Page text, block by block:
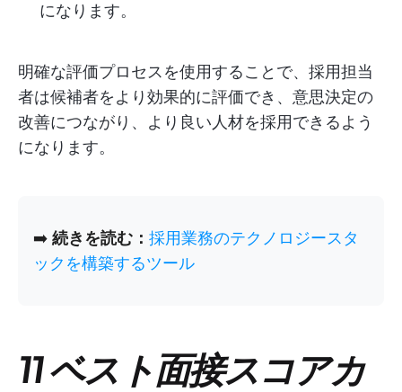
になります。
明確な評価プロセスを使用することで、採用担当
者は候補者をより効果的に評価でき、意思決定の
改善につながり、より良い人材を採用できるよう
になります。
➡️ 続きを読む： 採用業務のテクノロジースタ
ックを構築するツール
11 ベスト面接スコアカ